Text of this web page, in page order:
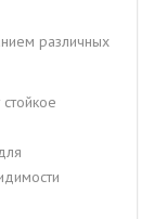
различных